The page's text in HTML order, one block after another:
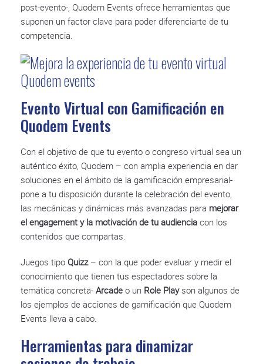
post-evento-, Quodem Events ofrece herramientas que
suponen un factor clave para poder diferenciarte de tu
competencia.
Evento Virtual con Gamificación en
Quodem Events
Con el objetivo de que tu evento o congreso virtual sea un
auténtico éxito, Quodem – con amplia experiencia en dar
soluciones en el ámbito de la gamificación empresarial-
pone a tu disposición durante la celebración del evento,
las mecánicas y dinámicas más avanzadas para mejorar
el engagement y la motivación de tu audiencia con los
contenidos que compartas.
Juegos tipo Quizz– con la que poder evaluar y medir el
conocimiento que tienen tus espectadores sobre la
temática concreta- Arcade o un Role Playson algunos de
los ejemplos de acciones de gamificación que Quodem
Events lleva a cabo.
Herramientas para dinamizar